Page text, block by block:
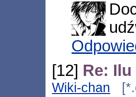
[12] Re:
Wiki-chan